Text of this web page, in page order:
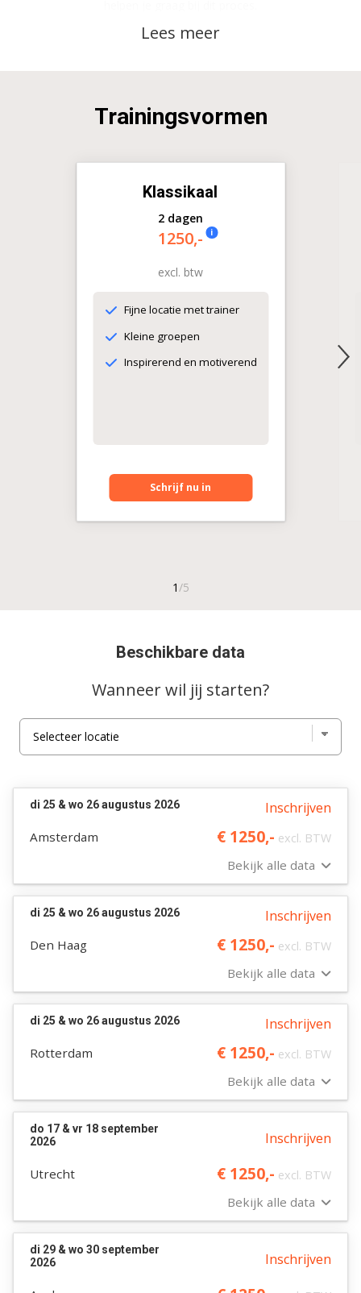
hiereen offerte aan
trainer beheerst de Engelse taal. Er kan gebruik gemaakt
worden van Engelstalig cursusmateriaal. Bij inschrijving van
Engels verzorgd worden.
Trainingsvormen
Klassikaal
2 dagen
1250,- i
excl. btw
Fijne locatie met trainer
Kleine groepen
Inspirerend en motiverend
Schrijf nu in
Beschikbare data
Wanneer wil jij starten?
di 25 & wo 26 augustus 2026
Amsterdam
Inschrijven
Bekijk alle data
€ 1250,- excl. BTW
di 25 & wo 26 augustus 2026
Den Haag
Inschrijven
Bekijk alle data
€ 1250,- excl. BTW
di 25 & wo 26 augustus 2026
Rotterdam
Inschrijven
Bekijk alle data
€ 1250,- excl. BTW
do 17 & vr 18 september
2026
Utrecht
Inschrijven
Bekijk alle data
€ 1250,- excl. BTW
di 29 & wo 30 september
2026
Inschrijven